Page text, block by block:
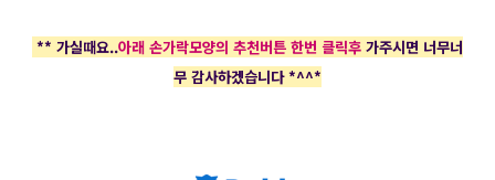
** 가실때요..아래 손가락모양의 추천버튼 한번 클릭후 가주시면 너무너
무 감사하겠습니다 *^^*